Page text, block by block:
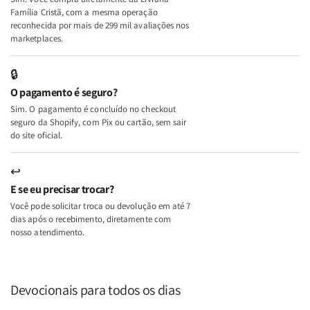
+
A
Mulher
Lar
+
A
Lar
Família Cristã, com a mesma operação
reconhecida por mais de 299 mil avaliações nos
marketplaces.
🔒
O pagamento é seguro?
Sim. O pagamento é concluído no checkout
seguro da Shopify, com Pix ou cartão, sem sair
do site oficial.
↩
E se eu precisar trocar?
Você pode solicitar troca ou devolução em até 7
dias após o recebimento, diretamente com
nosso atendimento.
Devocionais para todos os dias